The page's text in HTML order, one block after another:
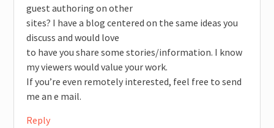
guest authoring on other
sites? I have a blog centered on the same ideas you
discuss and would love
to have you share some stories/information. I know
my viewers would value your work.
If you’re even remotely interested, feel free to send
me an e mail.
Reply